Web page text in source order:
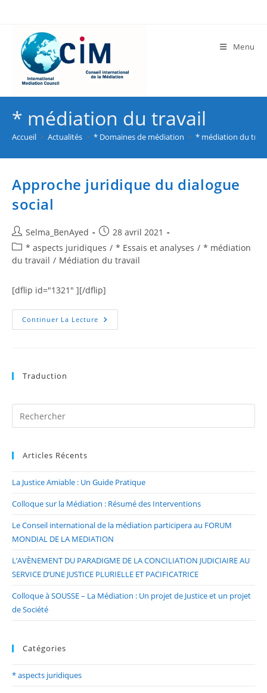
Menu
* médiation du travail
Accueil > Actualités > * Domaines de médiation > * médiation du
Approche juridique du dialogue
social
Selma_BenAyed
28 avril 2021
* aspects juridiques / * Essais et analyses / * médiation
du travail / Médiation du travail
[dflip id="1321" ][/dflip]
Continuer La Lecture
Traduction
Articles Récents
La Justice Amiable : Un Guide Pratique
Colloque sur la Médiation : Résumé des Interventions
Le Conseil international de la médiation participera au FORUM
MONDIAL DE LA MEDIATION
L’AVÈNEMENT DU PARADIGME DE LA CONCILIATION JUDICIAIRE AU
SERVICE D’UNE JUSTICE PLURIELLE ET PACIFICATRICE
Colloque à SOUSSE – La Médiation : Un projet de Justice et un projet
de Société
Catégories
* aspects juridiques